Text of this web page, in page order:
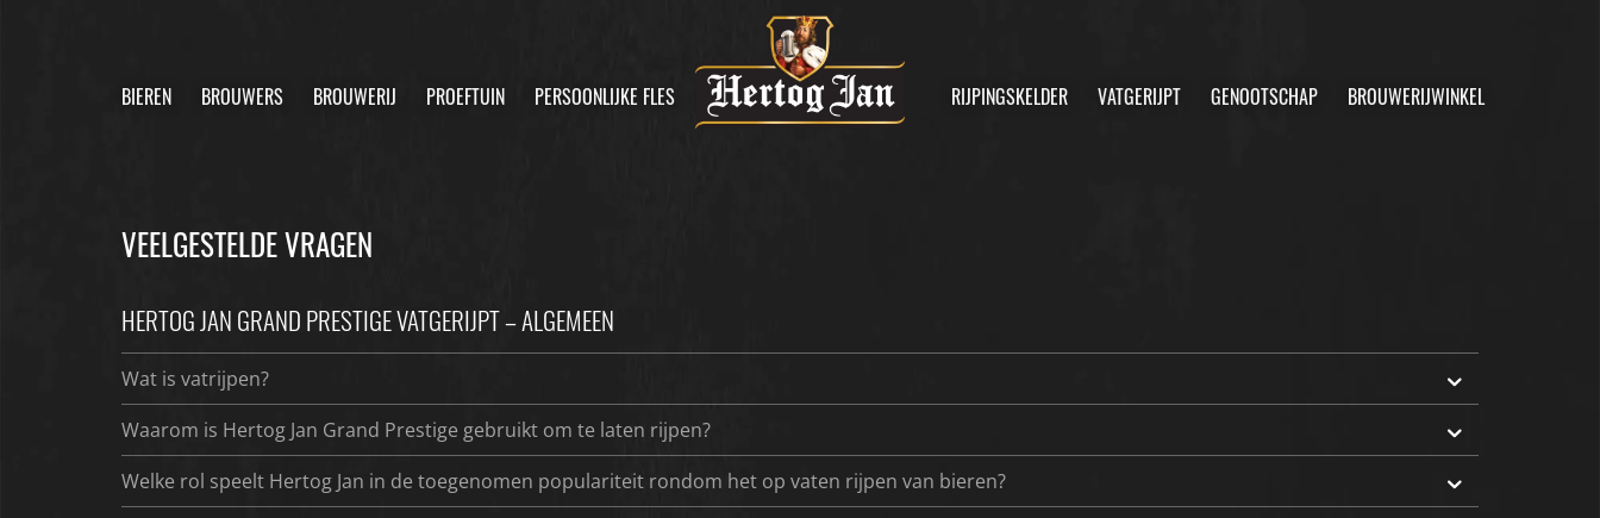
BIEREN BROUWERS BROUWERIJ PROEFTUIN PERSOONLIJKE FLES RIJPINGSKELDER VATGERIJPT GENOOTSCHAP BROUWERIJWINKEL
VEELGESTELDE VRAGEN
HERTOG JAN GRAND PRESTIGE VATGERIJPT – ALGEMEEN
Wat is vatrijpen?
Waarom is Hertog Jan Grand Prestige gebruikt om te laten rijpen?
Welke rol speelt Hertog Jan in de toegenomen populariteit rondom het op vaten rijpen van bieren?